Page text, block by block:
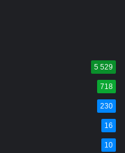
5 529
718
230
16
10